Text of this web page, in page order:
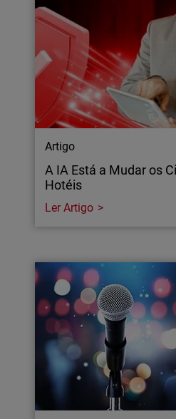
Artigo
A IA Está a Mudar os
Hotéis
Ler Artigo